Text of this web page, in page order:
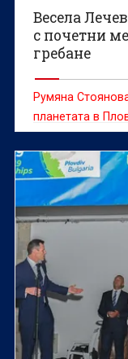
Весела
с почетни
гребане
Румяна
планетата в